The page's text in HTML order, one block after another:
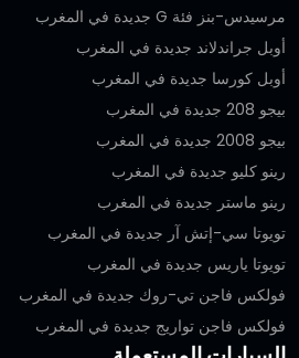
مرسيدس-بنز فئة G جديدة في المغرب
أوبل جراندلاند جديدة في المغرب
أوبل كورسا جديدة في المغرب
بيجو 208 جديدة في المغرب
بيجو 2008 جديدة في المغرب
رينو كليو جديدة في المغرب
رينو ماستر جديدة في المغرب
تويوتا سي-إتش آر جديدة في المغرب
تويوتا ياريس جديدة في المغرب
فولكس فاجن تي-روك جديدة في المغرب
فولكس فاجن تواريج جديدة في المغرب